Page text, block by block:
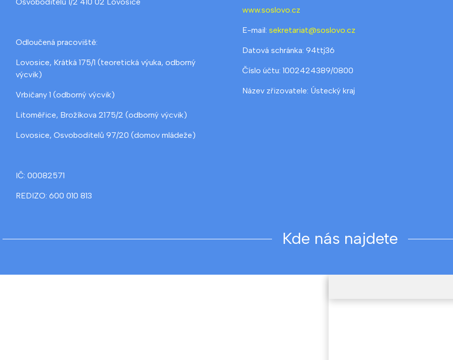
Odloučená pracoviště:
Lovosice, Krátká 175/1 (teoretická výuka, odborný
výcvik)
Vrbičany 1 (odborný výcvik)
Litoměřice, Brožíkova 2175/2 (odborný výcvik)
Lovosice, Osvoboditelů 97/20 (domov mládeže)
IČ: 00082571
REDIZO: 600 010 813
www.soslovo.cz
E-mail: sekretariat@soslovo.cz
Datová schránka: 94ttj36
Číslo účtu: 1002424389/0800
Název zřizovatele: Ústecký kraj
Kde nás najdete